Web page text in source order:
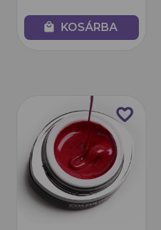
local_mall KOSÁRBA
favorite_border